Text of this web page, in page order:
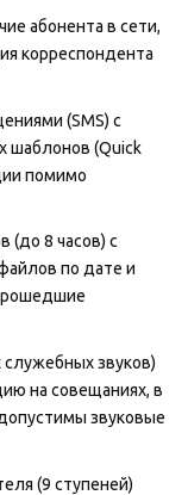
абонента в сети,
корреспондента
(SMS) с
шаблонов (Quick
помимо
(до 8 часов) с
по дате и
звуков)
на совещаниях, в
звуковые
(9 ступеней)